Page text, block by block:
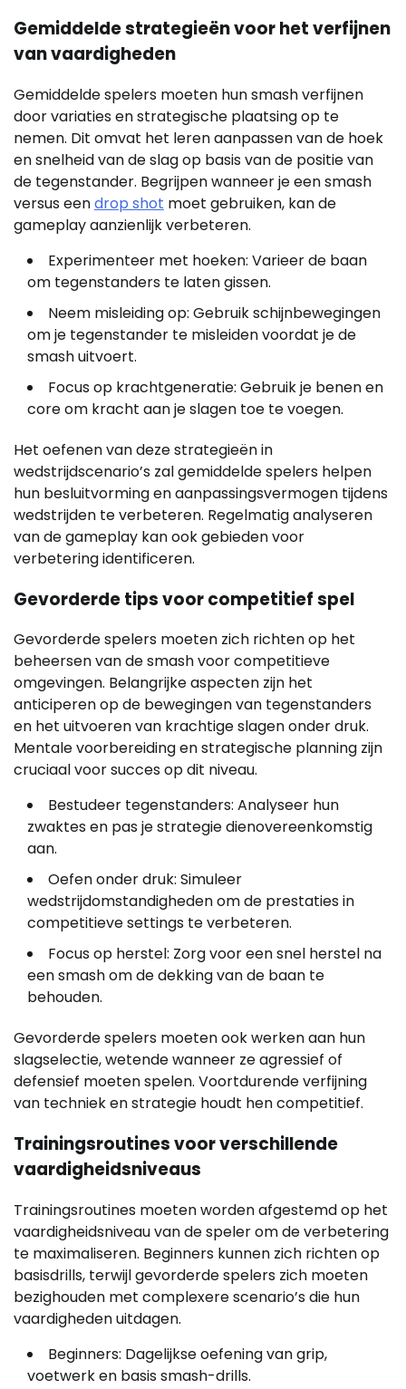
Gemiddelde strategieën voor het verfijnen
van vaardigheden
Gemiddelde spelers moeten hun smash verfijnen
door variaties en strategische plaatsing op te
nemen. Dit omvat het leren aanpassen van de hoek
en snelheid van de slag op basis van de positie van
de tegenstander. Begrijpen wanneer je een smash
versus eendrop shot moet gebruiken, kan de
gameplay aanzienlijk verbeteren.
Experimenteer met hoeken: Varieer de baan
om tegenstanders te laten gissen.
Neem misleiding op: Gebruik schijnbewegingen
om je tegenstander te misleiden voordat je de
smash uitvoert.
Focus op krachtgeneratie: Gebruik je benen en
core om kracht aan je slagen toe te voegen.
Het oefenen van deze strategieën in
wedstrijdscenario’s zal gemiddelde spelers helpen
hun besluitvorming en aanpassingsvermogen tijdens
wedstrijden te verbeteren. Regelmatig analyseren
van de gameplay kan ook gebieden voor
verbetering identificeren.
Gevorderde tips voor competitief spel
Gevorderde spelers moeten zich richten op het
beheersen van de smash voor competitieve
omgevingen. Belangrijke aspecten zijn het
anticiperen op de bewegingen van tegenstanders
en het uitvoeren van krachtige slagen onder druk.
Mentale voorbereiding en strategische planning zijn
cruciaal voor succes op dit niveau.
Bestudeer tegenstanders: Analyseer hun
zwaktes en pas je strategie dienovereenkomstig
aan.
Oefen onder druk: Simuleer
wedstrijdomstandigheden om de prestaties in
competitieve settings te verbeteren.
Focus op herstel: Zorg voor een snel herstel na
een smash om de dekking van de baan te
behouden.
Gevorderde spelers moeten ook werken aan hun
slagselectie, wetende wanneer ze agressief of
defensief moeten spelen. Voortdurende verfijning
van techniek en strategie houdt hen competitief.
Trainingsroutines voor verschillende
vaardigheidsniveaus
Trainingsroutines moeten worden afgestemd op het
vaardigheidsniveau van de speler om de verbetering
te maximaliseren. Beginners kunnen zich richten op
basisdrills, terwijl gevorderde spelers zich moeten
bezighouden met complexere scenario’s die hun
vaardigheden uitdagen.
Beginners: Dagelijkse oefening van grip,
voetwerk en basis smash-drills.